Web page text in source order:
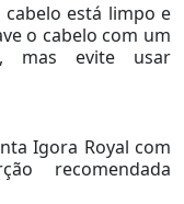
está limpo e
o cabelo com um
mas evite usar
Igora Royal com
recomendada